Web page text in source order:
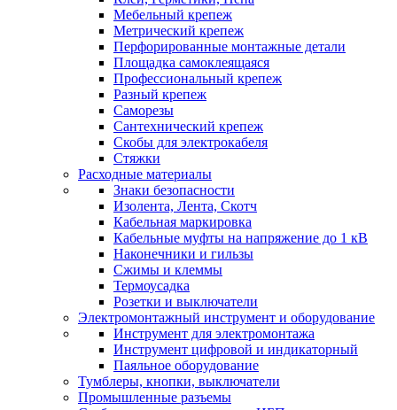
Мебельный крепеж
Метрический крепеж
Перфорированные монтажные детали
Площадка самоклеящаяся
Профессиональный крепеж
Разный крепеж
Саморезы
Сантехнический крепеж
Скобы для электрокабеля
Стяжки
Расходные материалы
Знаки безопасности
Изолента, Лента, Скотч
Кабельная маркировка
Кабельные муфты на напряжение до 1 кВ
Наконечники и гильзы
Сжимы и клеммы
Термоусадка
Розетки и выключатели
Электромонтажный инструмент и оборудование
Инструмент для электромонтажа
Инструмент цифровой и индикаторный
Паяльное оборудование
Тумблеры, кнопки, выключатели
Промышленные разъемы